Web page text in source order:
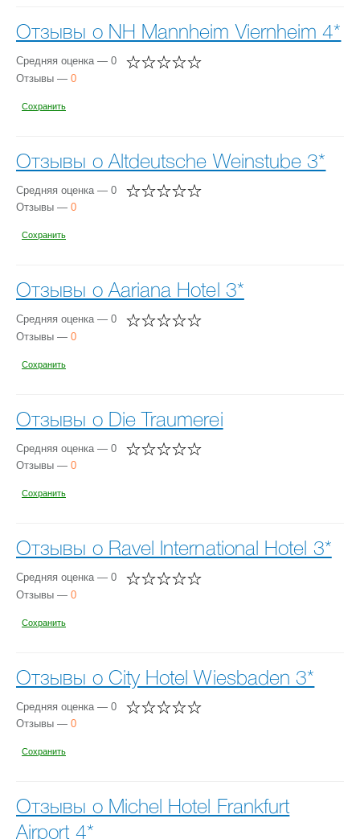
Отзывы о NH Mannheim Viernheim 4*
Средняя оценка — 0
Отзывы — 0
Сохранить
Отзывы о Altdeutsche Weinstube 3*
Средняя оценка — 0
Отзывы — 0
Сохранить
Отзывы о Aariana Hotel 3*
Средняя оценка — 0
Отзывы — 0
Сохранить
Отзывы о Die Traumerei
Средняя оценка — 0
Отзывы — 0
Сохранить
Отзывы о Ravel International Hotel 3*
Средняя оценка — 0
Отзывы — 0
Сохранить
Отзывы о City Hotel Wiesbaden 3*
Средняя оценка — 0
Отзывы — 0
Сохранить
Отзывы о Michel Hotel Frankfurt
Airport 4*